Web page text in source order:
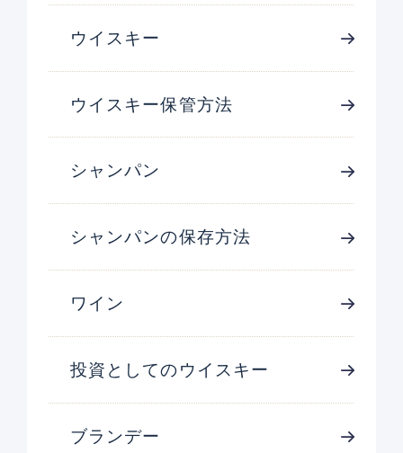
ウイスキー
ウイスキー保管方法
シャンパン
シャンパンの保存方法
ワイン
投資としてのウイスキー
ブランデー